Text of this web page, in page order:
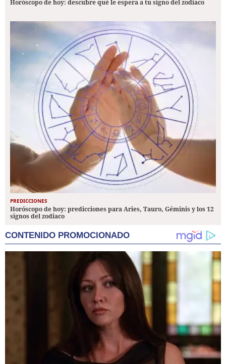
Horóscopo de hoy: descubre qué le espera a tu signo del zodiaco
PREDICCIONES
Horóscopo de hoy: predicciones para Aries, Tauro, Géminis y los 12
signos del zodiaco
CONTENIDO PROMOCIONADO